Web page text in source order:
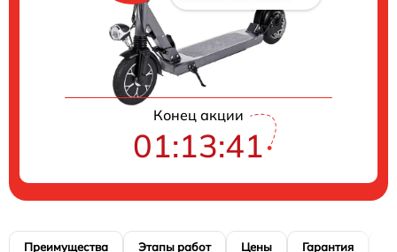
Цены на ремонт
Конец акции
01:13:40
Преимущества Этапы работ Цены Гарантия